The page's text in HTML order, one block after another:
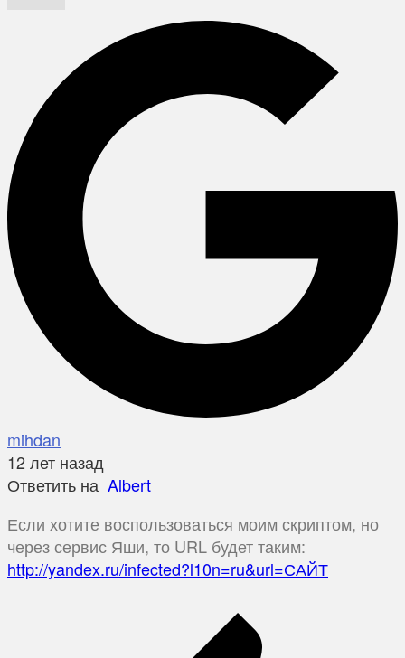
mihdan
12 лет назад
Ответить на Albert
Если хотите воспользоваться моим скриптом, но
через сервис Яши, то URL будет таким:
http://yandex.ru/infected?l10n=ru&url=САЙТ